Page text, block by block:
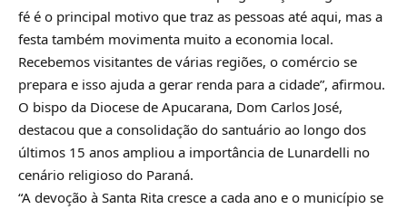
fé é o principal motivo que traz as pessoas até aqui, mas a
festa também movimenta muito a economia local.
Recebemos visitantes de várias regiões, o comércio se
prepara e isso ajuda a gerar renda para a cidade”, afirmou.
O bispo da Diocese de Apucarana, Dom Carlos José,
destacou que a consolidação do santuário ao longo dos
últimos 15 anos ampliou a importância de Lunardelli no
cenário religioso do Paraná.
“A devoção à Santa Rita cresce a cada ano e o município se